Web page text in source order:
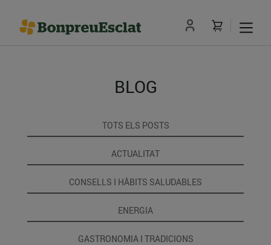
BLOG
TOTS ELS POSTS
ACTUALITAT
CONSELLS I HÀBITS SALUDABLES
ENERGIA
GASTRONOMIA I TRADICIONS